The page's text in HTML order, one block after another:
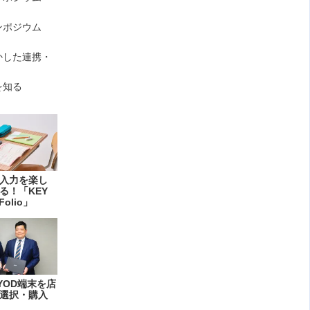
ジウム
た連携・
る
力を楽し
！「KEY
」
端末を店
択・購入